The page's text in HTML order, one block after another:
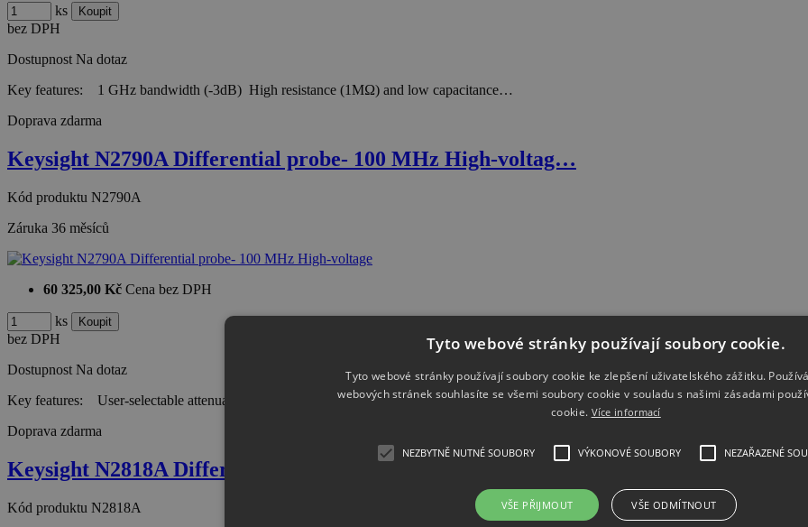
ks
bez DPH
Dostupnost Na dotaz
Key features: 1 GHz bandwidth (-3dB) High resistance (1MΩ) and low capacitance…
Doprava zdarma
Keysight N2790A Differential probe- 100 MHz High-voltag…
Kód produktu N2790A
Záruka 36 měsíců
60 325,00 Kč Cena bez DPH
ks
bez DPH
Dostupnost Na dotaz
Key features: User-selectable attenuation settings of 50:1 or 500:1 Rated to measure…
Doprava zdarma
Keysight N2818A Differential probe -200 MHz with AutoPr…
Kód produktu N2818A
Tyto webové stránky používají soubory cookie.
Tyto webové stránky používají soubory cookie ke zlepšení uživatelského zážitku.
webových stránek souhlasíte se všemi soubory cookie v souladu s našimi zásadami
cookie. Více informací
NEZBYTNĚ NUTNÉ SOUBORY VÝKONOVÉ SOUBORY NEZAŘAZENÉ
VŠE PŘIJMOUT VŠE ODMÍTNOUT